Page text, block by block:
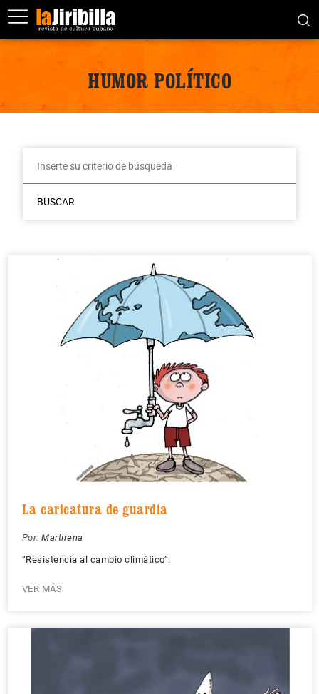
HUMOR POLÍTICO
BUSCAR
La caricatura de guardia
Por: Martirena
“Resistencia al cambio climático”.
VER MÁS